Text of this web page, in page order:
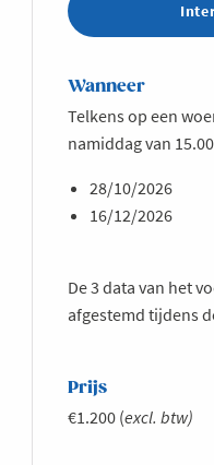
Wanneer
Telkens op een
namiddag van
28/10/2026
16/12/2026
De 3 data van het
afgestemd tijdens
Prijs
€1.200 (excl. btw)